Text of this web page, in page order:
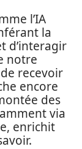
l’IA
la
d’interagir
notre
recevoir
encore
des
via
enrichit